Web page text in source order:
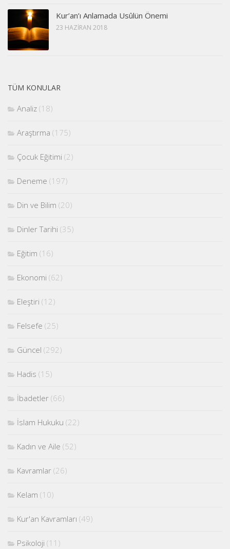
Kur’an’ı Anlamada Usûlün Önemi
23 HAZIRAN 2018
TÜM KONULAR
Analiz (18)
Araştırma (175)
Çocuk Eğitimi (2)
Deneme (197)
Din ve Bilim (20)
Dinler Tarihi (35)
Eğitim (16)
Ekonomi (62)
Eleştiri (12)
Felsefe (25)
Güncel (292)
Hadis (15)
İbadetler (66)
İslam Hukuku (22)
Kadın ve Aile (52)
Kavramlar (26)
Kelam (10)
Kur'an Kavramları (49)
Psikoloji (11)